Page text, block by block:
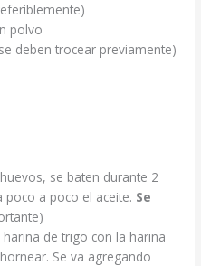
polvo
deben trocear previamente)
se baten durante 2
a poco el aceite. Se
de trigo con la harina
Se va agregando